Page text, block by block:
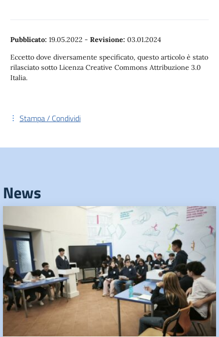
Pubblicato: 19.05.2022 - Revisione: 03.01.2024
Eccetto dove diversamente specificato, questo articolo è stato
rilasciato sotto Licenza Creative Commons Attribuzione 3.0
Italia.
Stampa / Condividi
News